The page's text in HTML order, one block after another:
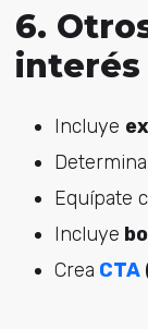
6.
interés
Incluye
Equípate
Incluye
Crea CTA